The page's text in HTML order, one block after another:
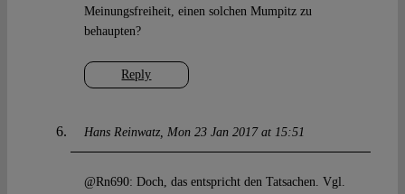
Reply
Meinungsfreiheit, einen solchen Mumpitz zu
behaupten?
Hans Reinwatz Mon 23 Jan 2017 at 15:51
@Rn690: Doch, das entspricht den Tatsachen. Vgl.